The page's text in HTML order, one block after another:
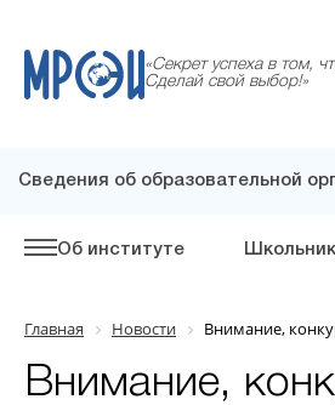
«Секрет успеха в том,
Сделай свой выбор!»
Сведения об образовательной
Об институте
Главная Новости Внимание,
Внимание,